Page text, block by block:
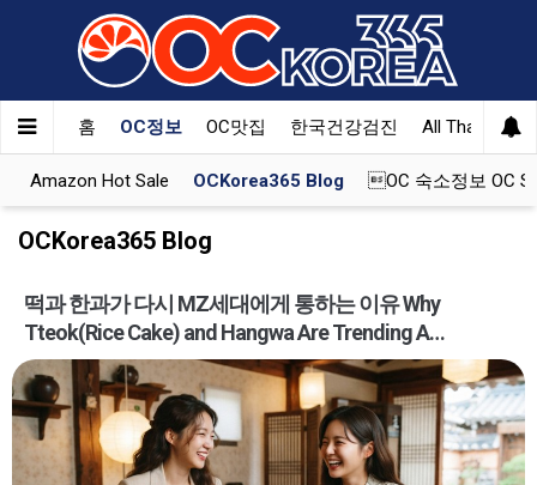
One
screen
start
Accessibility
screen
reader,
홈 OC정보 OC맛집 한국건강검진 All That Korea
Amazon Hot Sale OCKorea365 Blog OC 숙소정보 OC
OCKorea365 Blog
떡과 한과가 다시 MZ세대에게 통하는 이유 Why
Tteok(Rice Cake) and Hangwa Are Trending A…